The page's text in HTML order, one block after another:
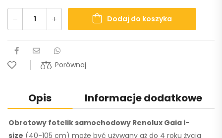
Dodaj do koszyka
Porównaj
Opis Informacje dodatkowe
Obrotowy fotelik samochodowy Renolux Gaia i-
size (40-105 cm) może być używany aż do 4 roku życia